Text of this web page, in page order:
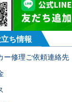
AC担当
ち情報
ー修理ご依頼連絡先